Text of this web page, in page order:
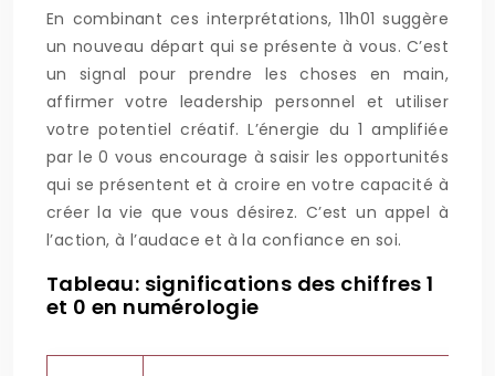
En combinant ces interprétations, 11h01 suggère
un nouveau départ qui se présente à vous. C’est
un signal pour prendre les choses en main,
affirmer votre leadership personnel et utiliser
votre potentiel créatif. L’énergie du 1 amplifiée
par le 0 vous encourage à saisir les opportunités
qui se présentent et à croire en votre capacité à
créer la vie que vous désirez. C’est un appel à
l’action, à l’audace et à la confiance en soi.
Tableau: significations des chiffres 1
et 0 en numérologie